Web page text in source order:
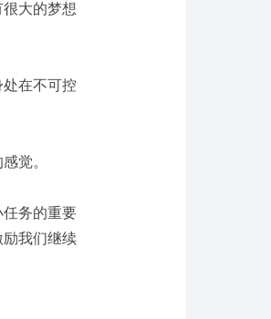
大的梦想
在不可控
觉。
务的重要
我们继续